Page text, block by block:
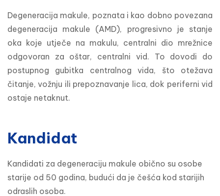
Degeneracija makule, poznata i kao dobno povezana
degeneracija makule (AMD), progresivno je stanje
oka koje utječe na makulu, centralni dio mrežnice
odgovoran za oštar, centralni vid. To dovodi do
postupnog gubitka centralnog vida, što otežava
čitanje, vožnju ili prepoznavanje lica, dok periferni vid
ostaje netaknut.
Kandidat
Kandidati za degeneraciju makule obično su osobe
starije od 50 godina, budući da je češća kod starijih
odraslih osoba.